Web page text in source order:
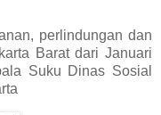
perlindungan dan
Barat dari Januari
Suku Dinas Sosial